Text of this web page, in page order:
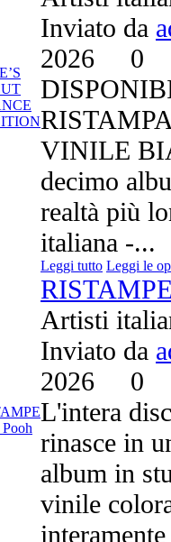
Inviato da
2026 0
VINILE
decimo
realtà più
italiana -...
Leggi tutto Leggi le
Artisti
Inviato da
2026 0
L'intera
rinasce in
album in
vinile